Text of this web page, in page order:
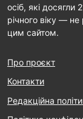
осіб, які досягли
річного віку —
цим сайтом.
Про проєкт
Контакти
Редакційна